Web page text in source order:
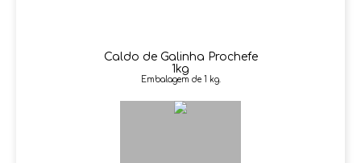
Caldo de Galinha Prochefe
1kg
Embalagem de 1 kg.